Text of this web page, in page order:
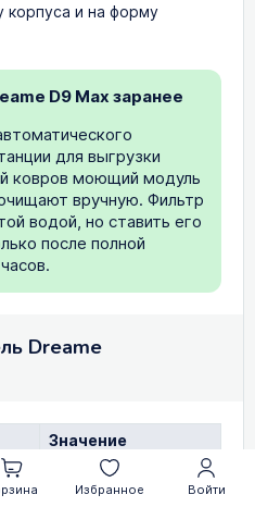
Войти
Избранное
корпуса и на форму
D9 Max заранее
для выгрузки
ковров моющий модуль
вручную. Фильтр
водой, но ставить его
после полной
Dreame
Значение
Dreame D9 Max